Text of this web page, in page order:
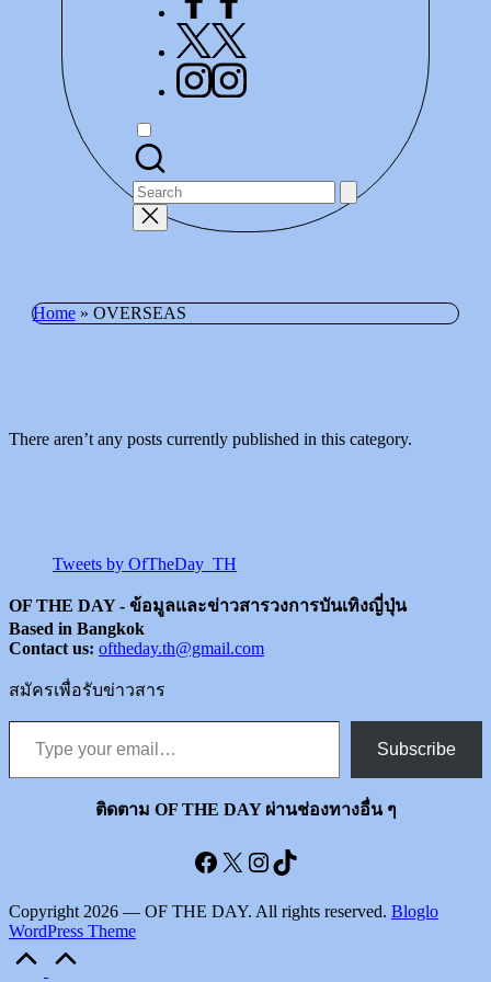
on
Facebook
Follow
us
on
X
Follow
us
Search
for:
Home» OVERSEAS
There aren’t any posts currently published in this category.
Tweets by OfTheDay_TH
OF THE DAY - ข้อมูลและข่าวสารวงการบันเทิงญี่ปุ่น
Based in Bangkok
Contact us: oftheday.th@gmail.com
สมัครเพื่อรับข่าวสาร
Type your email…
Subscribe
ติดตาม OF THE DAY ผ่านช่องทางอื่น ๆ
Facebook
X Instagram
TikTok
Copyright 2026 — OF THE DAY. All rights reserved. Bloglo
WordPress Theme